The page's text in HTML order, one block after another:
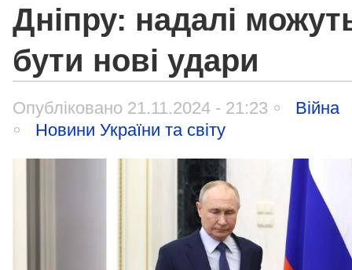
Дніпру: надалі
бути нові удари
Опубліковано 21.11.2024 - 21:23
Війна
Новини України та світу